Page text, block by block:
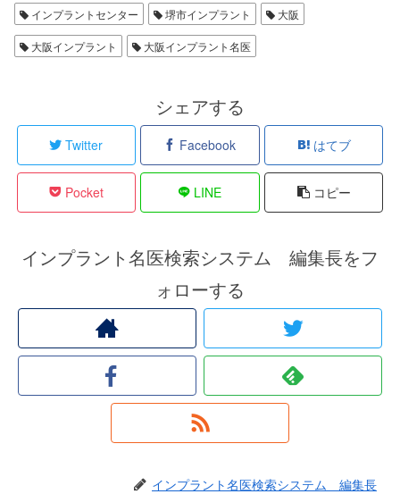
インプラントセンター 堺市インプラント 大阪
大阪インプラント 大阪インプラント名医
シェアする
Twitter Facebook はてブ
Pocket LINE コピー
インプラント名医検索システム 編集長をフ
ォローする
インプラント名医検索システム 編集長